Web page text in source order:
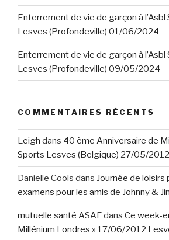
Enterrement de vie de garçon à l’Asbl
Lesves (Profondeville) 01/06/2024
Enterrement de vie de garçon à l’Asbl
Lesves (Profondeville) 09/05/2024
COMMENTAIRES RÉCENTS
Leigh dans 40 ème Anniversaire de
Sports Lesves (Belgique) 27/05/2012
Danielle Cools dans Journée de loisirs
examens pour les amis de Johnny &
mutuelle santé ASAFdans Ce week-
Millénium Londres » 17/06/2012